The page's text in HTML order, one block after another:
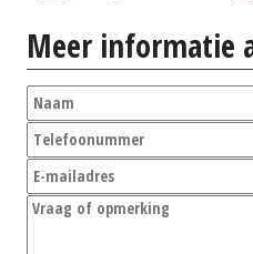
Meer informatie